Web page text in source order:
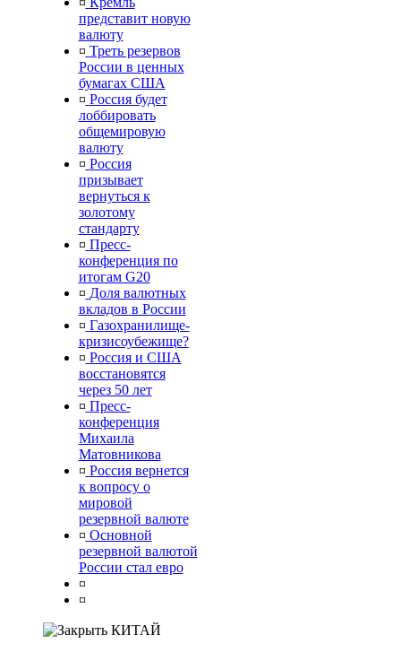
представит новую
валюту
¤ Треть резервов
России в ценных
бумагах США
¤ Россия будет
лоббировать
общемировую
валюту
¤ Россия
призывает
вернуться к
золотому
стандарту
¤ Пресс-
конференция по
итогам G20
¤ Доля валютных
вкладов в России
¤ Газохранилище-
кризисоубежище?
¤ Россия и США
восстановятся
через 50 лет
¤ Пресс-
конференция
Михаила
Матовникова
¤ Россия вернется
к вопросу о
мировой
резервной валюте
¤ Основной
резервной валютой
России стал евро
¤
¤
КИТАЙ